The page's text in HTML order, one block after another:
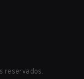
reservados.